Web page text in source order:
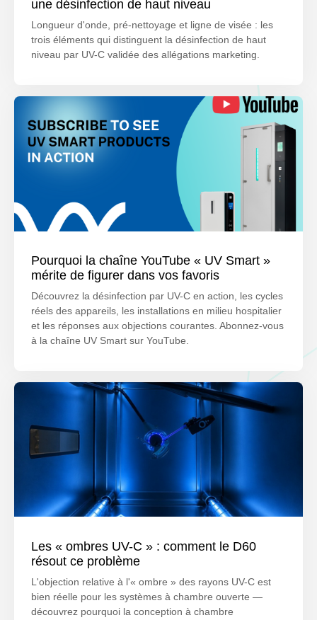
une désinfection de haut niveau
Longueur d'onde, pré-nettoyage et ligne de visée : les
trois éléments qui distinguent la désinfection de haut
niveau par UV-C validée des allégations marketing.
Pourquoi la chaîne YouTube « UV Smart »
mérite de figurer dans vos favoris
Découvrez la désinfection par UV-C en action, les cycles
réels des appareils, les installations en milieu hospitalier
et les réponses aux objections courantes. Abonnez-vous
à la chaîne UV Smart sur YouTube.
Les « ombres UV-C » : comment le D60
résout ce problème
L'objection relative à l'« ombre » des rayons UV-C est
bien réelle pour les systèmes à chambre ouverte —
découvrez pourquoi la conception à chambre